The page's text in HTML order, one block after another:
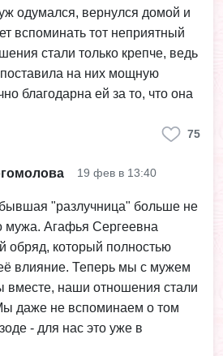
одумался, вернулся домой и
вспоминать тот неприятный
стали только крепче, ведь
на них мощную
благодарна ей за то, что она
75
19 фев в 13:40
бывшая "разлучница" больше не
мужа. Агафья Сергеевна
обряд, который полностью
влияние. Теперь мы с мужем
вместе, наши отношения стали
даже не вспоминаем о том
- для нас это уже в